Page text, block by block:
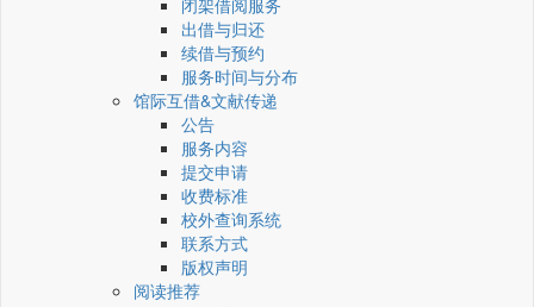
闭架借阅服务
出借与归还
续借与预约
服务时间与分布
馆际互借&文献传递
公告
服务内容
提交申请
收费标准
校外查询系统
联系方式
版权声明
阅读推荐